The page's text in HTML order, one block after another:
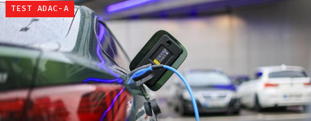
TEST ADAC-A